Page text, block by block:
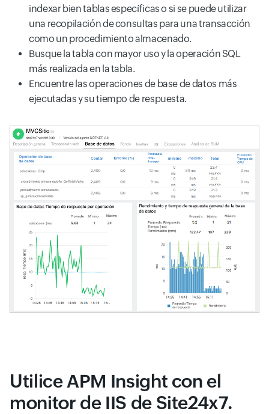
indexar bien tablas específicas o si se puede utilizar
una recopilación de consultas para una transacción
como un procedimiento almacenado.
Busque la tabla con mayor uso y la operación SQL
más realizada en la tabla.
Encuentre las operaciones de base de datos más
ejecutadas y su tiempo de respuesta.
Utilice APM Insight con el
monitor de IIS de Site24x7.